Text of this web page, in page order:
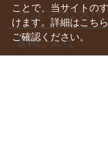
ラッピングについて
送料について
ことで、当サイトの
けます。詳細はこち
ご確認ください。